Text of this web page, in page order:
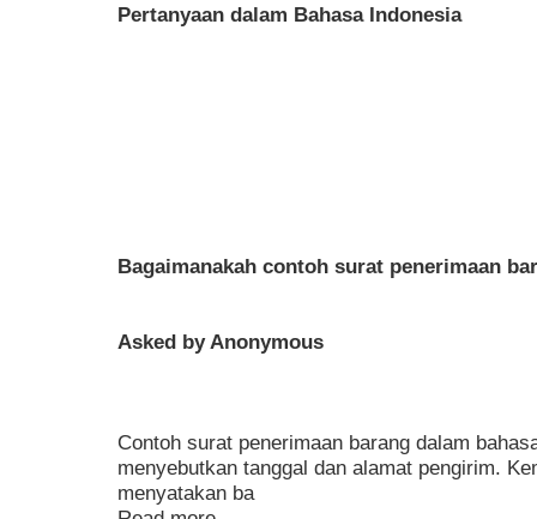
Pertanyaan dalam Bahasa Indonesia
Bagaimanakah contoh surat penerimaan
Asked by Anonymous
Contoh surat penerimaan barang dalam
menyebutkan tanggal dan alamat pengirim.
menyatakan ba